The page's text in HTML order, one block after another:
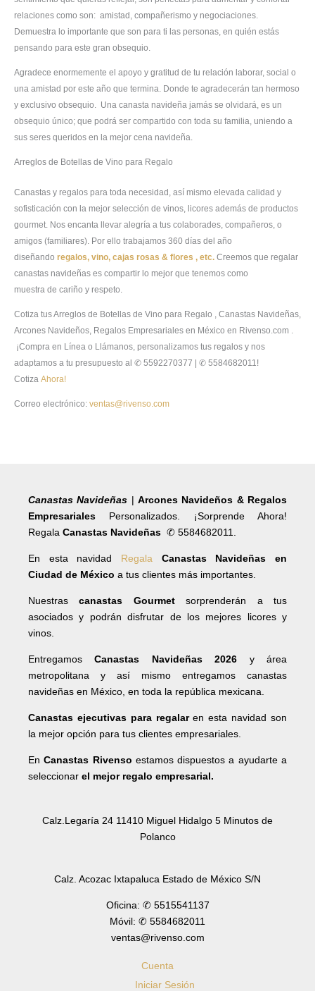
relaciones como son: amistad, compañerismo y negociaciones.
Demuestra lo importante que son para ti las personas, en quién estás
pensando para este gran obsequio.
Agradece enormemente el apoyo y gratitud de tu relación laborar, social o
una amistad por este año que termina. Donde te agradecerán tan hermoso
y exclusivo obsequio. Una canasta navideña jamás se olvidará, es un
obsequio único; que podrá ser compartido con toda su familia, uniendo a
sus seres queridos en la mejor cena navideña.
Arreglos de Botellas de Vino para Regalo
Canastas y regalos para toda necesidad, así mismo elevada calidad y
sofisticación con la mejor selección de vinos, licores además de productos
gourmet. Nos encanta llevar alegría a tus colaborades, compañeros, o
amigos (familiares). Por ello trabajamos 360 días del año
diseñando regalos, vino, cajas rosas & flores , etc. Creemos que regalar
canastas navideñas es compartir lo mejor que tenemos como
muestra de cariño y respeto.
Cotiza tus Arreglos de Botellas de Vino para Regalo , Canastas Navideñas,
Arcones Navideños, Regalos Empresariales en México en Rivenso.com .
¡Compra en Línea o Llámanos, personalizamos tus regalos y nos
adaptamos a tu presupuesto al ✆ 5592270377 | ✆ 5584682011!
Cotiza Ahora!
Correo electrónico: ventas@rivenso.com
Canastas Navideñas |Arcones Navideños & Regalos
Empresariales Personalizados. ¡Sorprende Ahora!
Regala Canastas Navideñas ✆ 5584682011.
En esta navidad Regala Canastas Navideñas en
Ciudad de México a tus clientes más importantes.
Nuestrascanastas Gourmetsorprenderán a tus
asociados y podrán disfrutar de los mejores licores y
vinos.
EntregamosCanastas Navideñas 2026 y área
metropolitana y así mismo entregamos canastas
navideñas en México, en toda la república mexicana.
Canastas ejecutivas para regalaren esta navidad son
la mejor opción para tus clientes empresariales.
EnCanastas Rivenso estamos dispuestos a ayudarte a
seleccionar el mejor regalo empresarial.
Calz.Legaría 24 11410 Miguel Hidalgo 5 Minutos de
Polanco
Calz. Acozac Ixtapaluca Estado de México S/N
Oficina: ✆ 5515541137
Móvil: ✆ 5584682011
ventas@rivenso.com
Cuenta
Iniciar Sesión